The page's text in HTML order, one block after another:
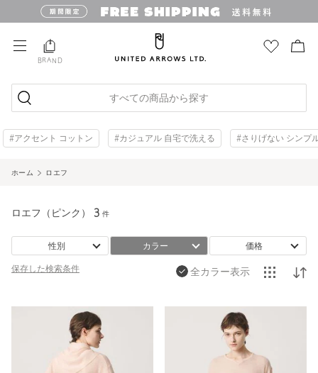
BRAND
すべての商品から探す
#アクセント コットン #カジュアル 自宅で洗える #さりげない シンプ
ホーム ロエフ
ロエフ（ピンク） 3 件
性別 カラー 価格
保存した検索条件 全カラー表示